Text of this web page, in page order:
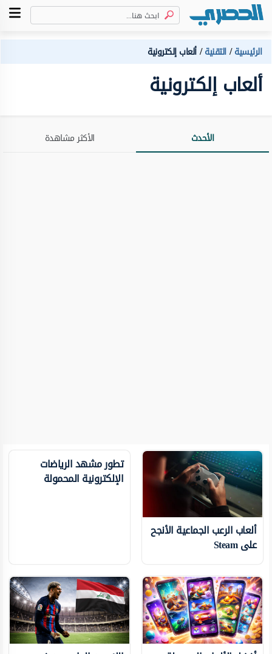
الرئيسية التقنية ألعاب إلكترونية
ألعاب إلكترونية
الأحدث الأكثر مشاهدة
ألعاب الرعب الجماعية الأنجح
على Steam
تطور مشهد الرياضات
الإلكترونية المحمولة